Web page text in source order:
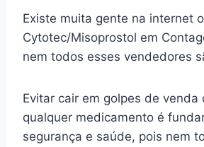
Existe muita gente na internet
Cytotec/Misoprostol em
nem todos esses vendedores
Evitar cair em golpes de venda
qualquer medicamento é
segurança e saúde, pois nem